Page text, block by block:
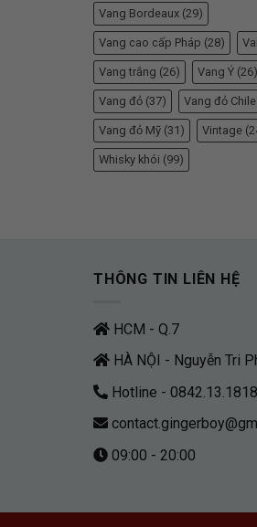
Vang Bordeaux (29)
Vang cao cấp Pháp (28)
Vang trắng (26) Vang Ý (26)
Vang đỏ (37) Vang đỏ Chile
Vang đỏ Mỹ (31) Vintage
Whisky khói (99)
THÔNG TIN LIÊN HỆ
HCM - Q.7
HÀ NỘI - Nguyễn Tri
Hotline -
09:00 - 20:00